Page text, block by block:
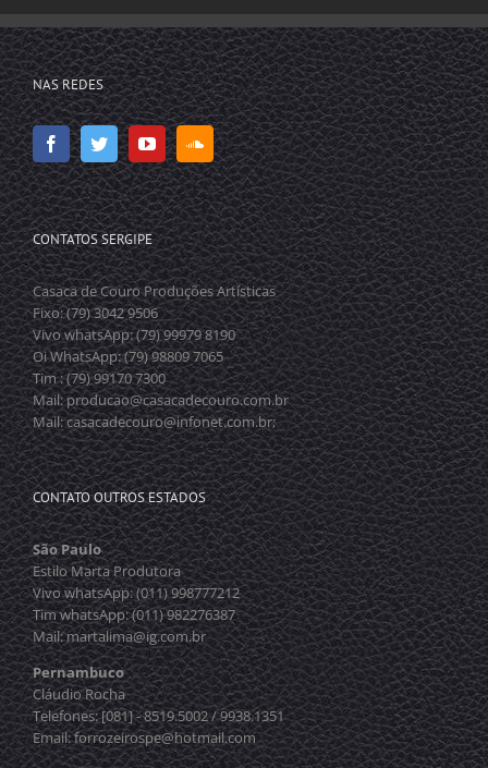
NAS REDES
CONTATOS SERGIPE
Casaca de Couro Produções Artísticas
Fixo: (79) 3042 9506
Vivo whatsApp: (79) 99979 8190
Oi WhatsApp: (79) 98809 7065
Tim : (79) 99170 7300
Mail: producao@casacadecouro.com.br
Mail: casacadecouro@infonet.com.br;
CONTATO OUTROS ESTADOS
São Paulo
Estilo Marta Produtora
Vivo whatsApp: (011) 998777212
Tim whatsApp: (011) 982276387
Mail: martalima@ig.com.br
Pernambuco
Cláudio Rocha
Telefones: [081] - 8519.5002 / 9938.1351
Email: forrozeirospe@hotmail.com